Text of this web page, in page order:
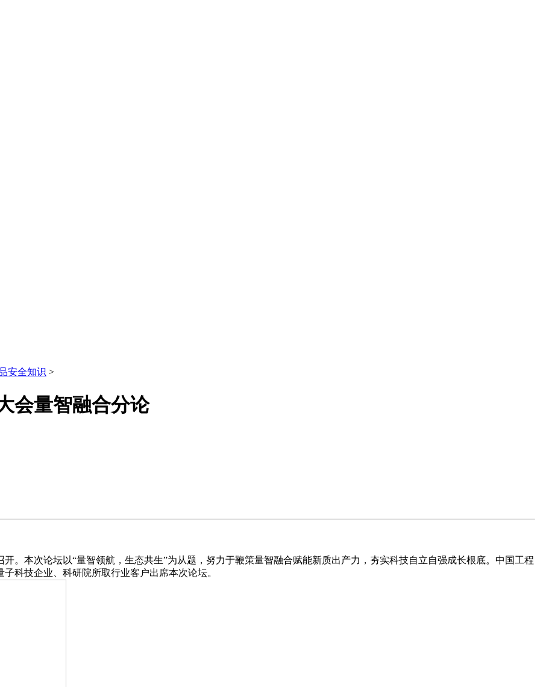
安全知识 >
会量智融合分论
本次论坛以“量智领航，生态共生”为从题，努力于鞭策量智融合赋能新质出产力，夯实科技自立自强成长根底。中国工程
科技企业、科研院所取行业客户出席本次论坛。